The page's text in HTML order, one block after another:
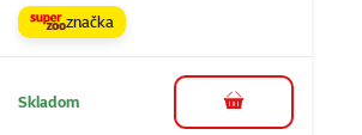
značka
Skladom do košíka